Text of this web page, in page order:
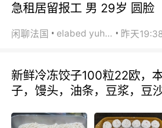
急租居留报工 男 29岁 圆脸
闲聊法国 elabed yuhua 昨天
新鲜冷冻饺子100粒22欧，
子，馒头，油条，豆浆，豆